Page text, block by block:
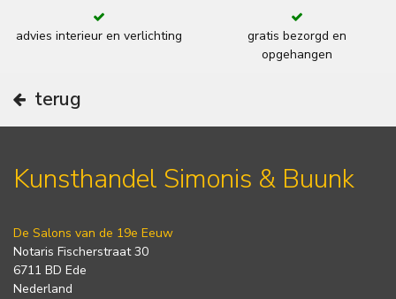
advies interieur en verlichting
gratis bezorgd en
opgehangen
terug
Kunsthandel Simonis & Buunk
De Salons van de 19e Eeuw
Notaris Fischerstraat 30
6711 BD Ede
Nederland